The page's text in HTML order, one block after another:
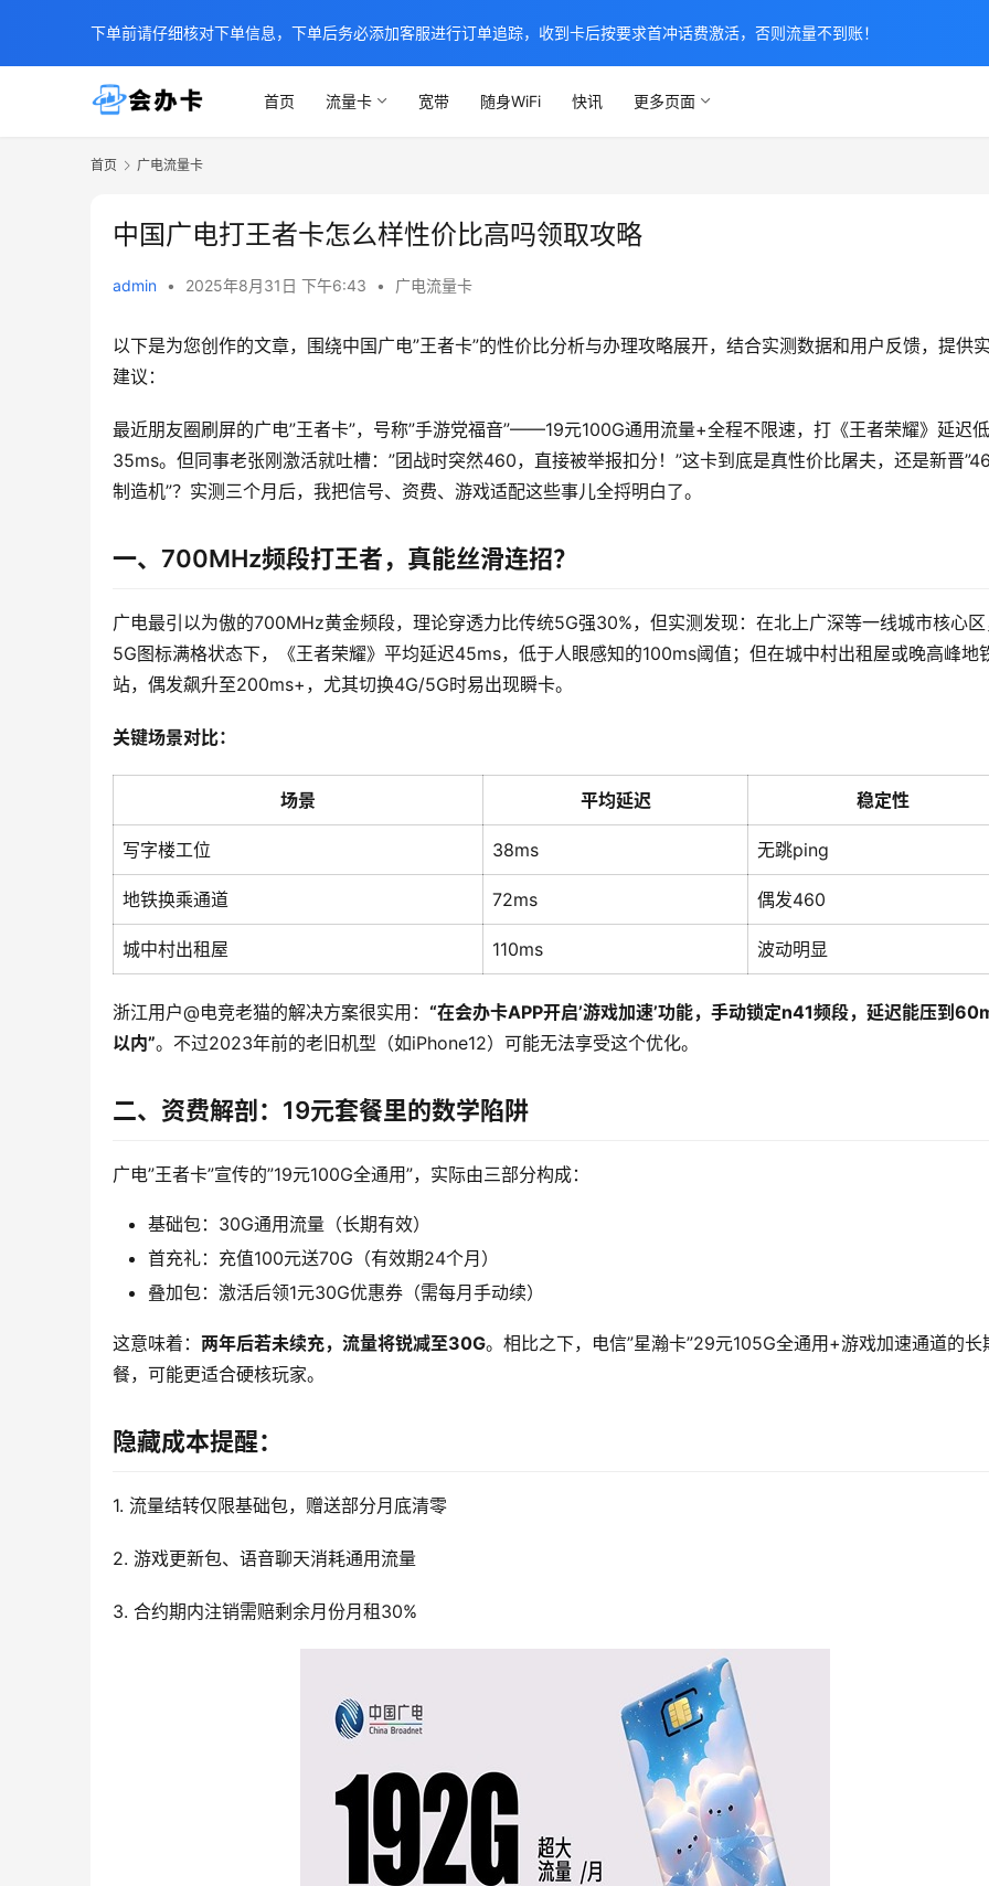
首页 流量卡 宽带 随身WiFi 快讯 更多页面
首页 广电流量卡
中国广电打王者卡怎么样性价比高吗领取攻略
admin • 2025年8月31日 下午6:43 • 广电流量卡
以下是为您创作的文章，围绕中国广电”王者卡”的性价比分析与办理攻略展开，结合实测数据和用户反馈，提供
建议：
最近朋友圈刷屏的广电”王者卡”，号称”手游党福音”——19元100G通用流量+全程不限速，打《王者荣耀》延迟
35ms。但同事老张刚激活就吐槽：”团战时突然460，直接被举报扣分！”这卡到底是真性价比屠夫，还是新晋
制造机”？实测三个月后，我把信号、资费、游戏适配这些事儿全捋明白了。
一、700MHz频段打王者，真能丝滑连招？
广电最引以为傲的700MHz黄金频段，理论穿透力比传统5G强30%，但实测发现：在北上广深等一线城市核心
5G图标满格状态下，《王者荣耀》平均延迟45ms，低于人眼感知的100ms阈值；但在城中村出租屋或晚高峰地
站，偶发飙升至200ms+，尤其切换4G/5G时易出现瞬卡。
关键场景对比：
场景 平均延迟 稳定性
写字楼工位 38ms 无跳ping
地铁换乘通道 72ms 偶发460
城中村出租屋 110ms 波动明显
浙江用户@电竞老猫的解决方案很实用： “在会办卡APP开启’游戏加速’功能，手动锁定n41频段，延迟能压到
以内”。不过2023年前的老旧机型（如iPhone12）可能无法享受这个优化。
二、资费解剖：19元套餐里的数学陷阱
广电”王者卡”宣传的”19元100G全通用”，实际由三部分构成：
基础包：30G通用流量（长期有效）
首充礼：充值100元送70G（有效期24个月）
叠加包：激活后领1元30G优惠券（需每月手动续）
这意味着： 两年后若未续充，流量将锐减至30G。相比之下，电信”星瀚卡”29元105G全通用+游戏加速通道的长
餐，可能更适合硬核玩家。
隐藏成本提醒：
1. 流量结转仅限基础包，赠送部分月底清零
2. 游戏更新包、语音聊天消耗通用流量
3. 合约期内注销需赔剩余月份月租30%
下单前请仔细核对下单信息，下单后务必添加客服进行订单追踪，收到卡后按要求首冲话费激活，否则流量不到账！